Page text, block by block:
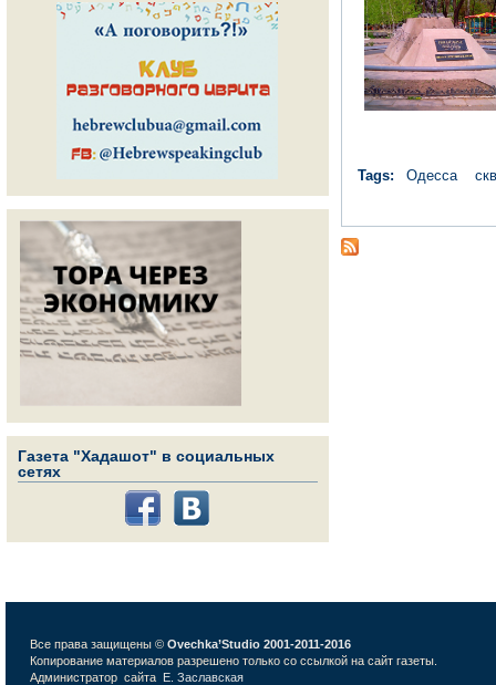
Газета "Хадашот" в социальных
сетях
Tags: Одесса
Все права защищены © Ovechka’Studio 2001-2011-2016
Копирование материалов разрешено только со ссылкой на сайт газеты.
Администратор сайта Е. Заславская